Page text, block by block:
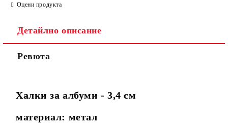
Оцени продукта
Детайлно описание
Ревюта
Халки за албуми - 3,4 см
материал: метал